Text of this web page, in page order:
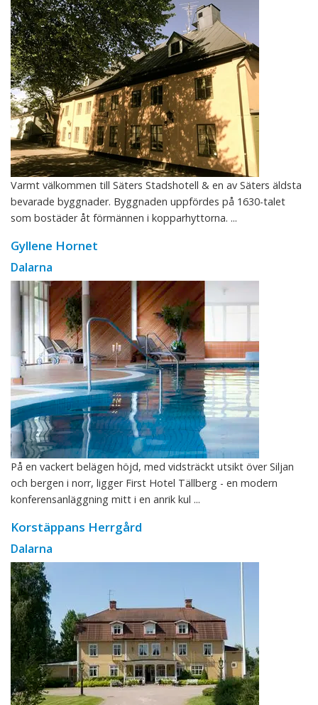
Varmt välkommen till Säters Stadshotell & en av Säters äldsta
bevarade byggnader. Byggnaden uppfördes på 1630-talet
som bostäder åt förmännen i kopparhyttorna. ...
Gyllene Hornet
Dalarna
På en vackert belägen höjd, med vidsträckt utsikt över Siljan
och bergen i norr, ligger First Hotel Tällberg - en modern
konferensanläggning mitt i en anrik kul ...
Korstäppans Herrgård
Dalarna